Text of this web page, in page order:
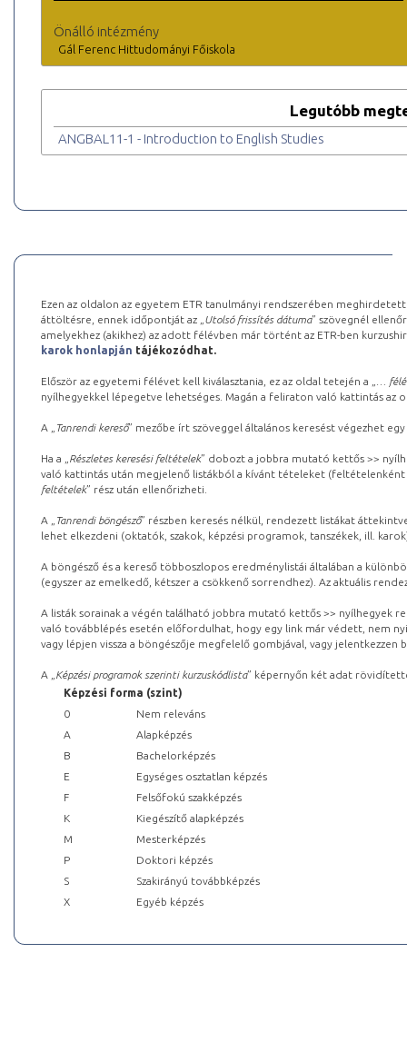
Önálló intézmény
Gál Ferenc Hittudományi Főiskola
Legutóbb
ANGBAL11-1 - Introduction to English Studies
Ezen az oldalon az egyetem ETR tanulmányi rendszerében
áttöltésre, ennek időpontját az „ Utolsó frissítés dátuma” szövegnél
amelyekhez (akikhez) az adott félévben már történt az ETR-ben
karok honlapján tájékozódhat.
Először az egyetemi félévet kell kiválasztania, ez az oldal tetején a „
…
nyílhegyekkel lépegetve lehetséges. Magán a feliraton való kattintás az
A „ Tanrendi kereső” mezőbe írt szöveggel általános keresést végezhet
Ha a „ Részletes keresési feltételek” dobozt a jobbra mutató kettős >>
való kattintás után megjelenő listákból a kívánt tételeket (feltételenként
feltételek” rész után ellenőrizheti.
A „ Tanrendi böngésző” részben keresés nélkül, rendezett listákat
lehet elkezdeni (oktatók, szakok, képzési programok, tanszékek, ill.
A böngésző és a kereső többoszlopos eredménylistái általában a
(egyszer az emelkedő, kétszer a csökkenő sorrendhez). Az aktuális
A listák sorainak a végén található jobbra mutató kettős >> nyílhegyek
való továbblépés esetén előfordulhat, hogy egy link már védett, nem
vagy lépjen vissza a böngészője megfelelő gombjával, vagy
A „ Képzési programok szerinti kurzuskódlista” képernyőn két adat
Képzési forma (szint)
0
Nem releváns
A
Alapképzés
B
Bachelorképzés
E
Egységes osztatlan képzés
F
Felsőfokú szakképzés
K
Kiegészítő alapképzés
M
Mesterképzés
P
Doktori képzés
S
Szakirányú továbbképzés
X
Egyéb képzés